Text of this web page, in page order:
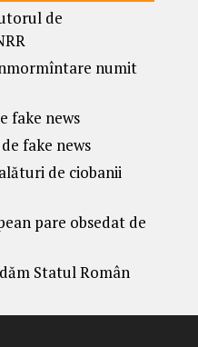
de
numit
fake news
fake news
de ciobanii
pare obsedat de
Statul Român